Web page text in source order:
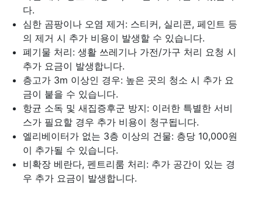
다.
심한 곰팡이나 오염 제거: 스티커, 실리콘, 페인트 등
의 제거 시 추가 비용이 발생할 수 있습니다.
폐기물 처리: 생활 쓰레기나 가전/가구 처리 요청 시
추가 요금이 발생합니다.
층고가 3m 이상인 경우: 높은 곳의 청소 시 추가 요
금이 붙을 수 있습니다.
항균 소독 및 새집증후군 방지: 이러한 특별한 서비
스가 필요할 경우 추가 비용이 청구됩니다.
엘리베이터가 없는 3층 이상의 건물: 층당 10,000원
이 추가될 수 있습니다.
비확장 베란다, 펜트리룸 처리: 추가 공간이 있는 경
우 추가 요금이 발생합니다.